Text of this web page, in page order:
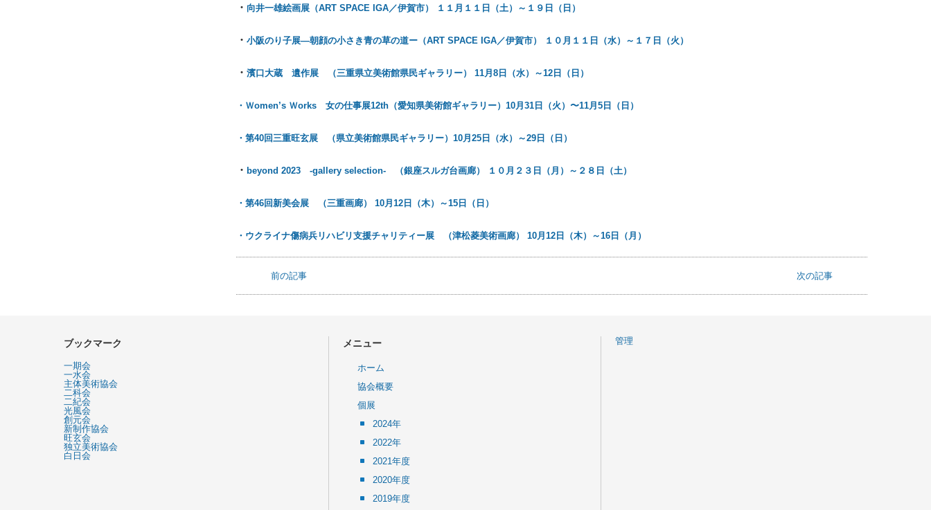
・ 向井一雄絵画展（ART SPACE IGA／伊賀市） １１月１１日（土）～１９日（日）
・ 小阪のり子展―朝顔の小さき青の草の道ー（ART SPACE IGA／伊賀市） １０月１１日（水）～１７日（火）
・ 濱口大蔵 遺作展 （三重県立美術館県民ギャラリー） 11月8日（水）～12日（日）
・Ｗomen’s Ｗorks 女の仕事展12th（愛知県美術館ギャラリー）10月31日（火）〜11月5日（日）
・第40回三重旺玄展 （県立美術館県民ギャラリー）10月25日（水）～29日（日）
・ beyond 2023 -gallery selection- （銀座スルガ台画廊） １０月２３日（月）～２８日（土）
・第46回新美会展 （三重画廊） 10月12日（木）～15日（日）
・ウクライナ傷病兵リハビリ支援チャリティー展 （津松菱美術画廊） 10月12日（木）～16日（月）
前の記事 次の記事
ブックマーク
一期会
一水会
主体美術協会
二科会
二紀会
光風会
創元会
新制作協会
旺玄会
独立美術協会
白日会
メニュー
ホーム
協会概要
個展
2024年
2022年
2021年度
2020年度
2019年度
管理